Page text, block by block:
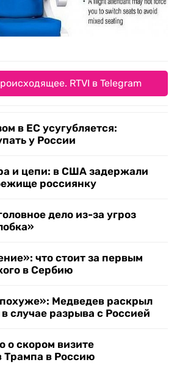
RTVI в Telegram
в ЕС усугубляется:
у России
и цепи: в США задержали
россиянку
дело из-за угроз
что стоит за первым
в Сербию
Медведев раскрыл
случае разрыва с Россией
о скором визите
Трампа в Россию